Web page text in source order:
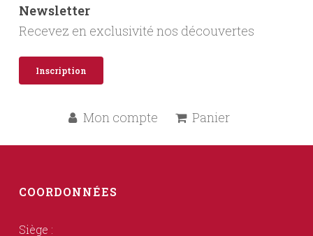
Newsletter
Recevez en exclusivité nos découvertes
Inscription
Mon compte Panier
COORDONNÉES
Siège :